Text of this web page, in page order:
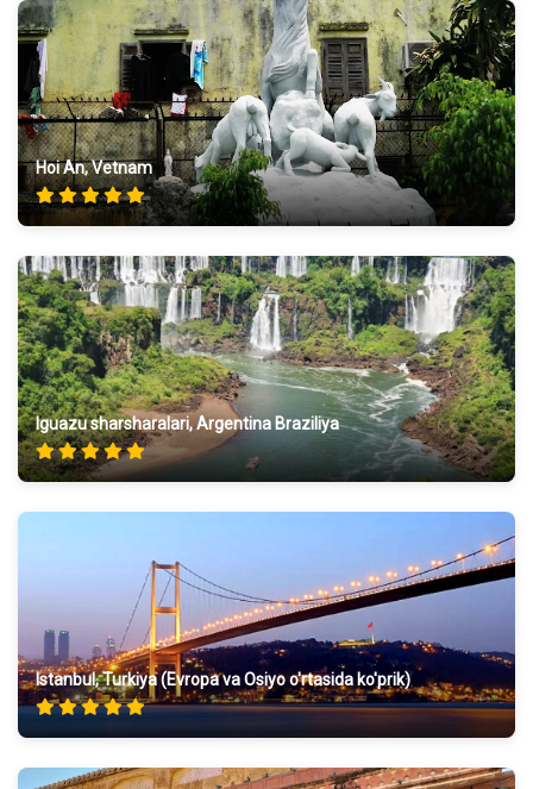
Hoi An, Vetnam
Iguazu sharsharalari, Argentina Braziliya
Istanbul, Turkiya (Evropa va Osiyo o'rtasida ko'prik)